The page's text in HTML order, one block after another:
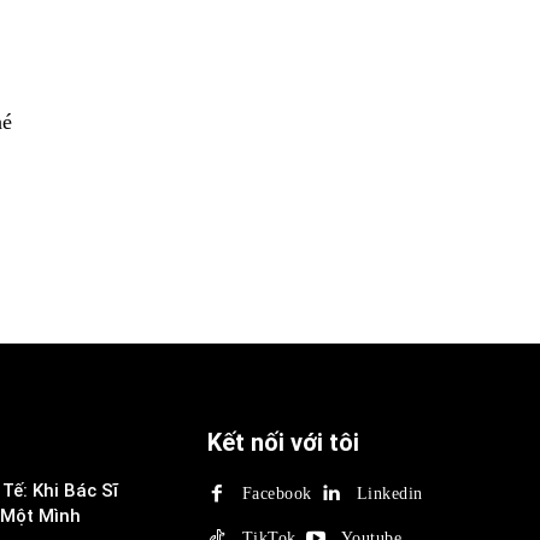
Khi Bác Sĩ
Mình
Kết nối với tôi
Facebook Linkedin